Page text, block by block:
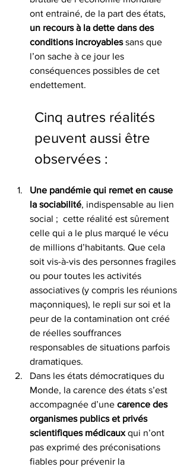
ont entrainé, de la part des états,
un recours à la dette dans des
conditions incroyables sans que
l’on sache à ce jour les
conséquences possibles de cet
endettement.
Cinq autres réalités
peuvent aussi être
observées :
Une pandémie qui remet en cause
la sociabilité, indispensable au lien
social ;  cette réalité est sûrement
celle qui a le plus marqué le vécu
de millions d’habitants. Que cela
soit vis-à-vis des personnes fragiles
ou pour toutes les activités
associatives (y compris les réunions
maçonniques), le repli sur soi et la
peur de la contamination ont créé
de réelles souffrances
responsables de situations parfois
dramatiques.
Dans les états démocratiques du
Monde, la carence des états s’est
accompagnée d’une carence des
organismes publics et privés
scientifiques médicaux qui n’ont
pas exprimé des préconisations
fiables pour prévenir la